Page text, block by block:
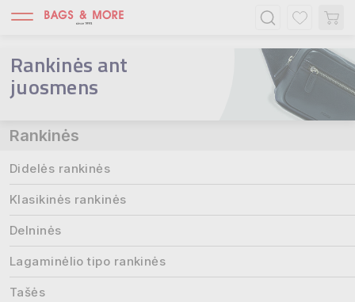
Rankinės ant
juosmens
Rankinės
Didelės rankinės
Klasikinės rankinės
Delninės
Lagaminėlio tipo rankinės
Tašės